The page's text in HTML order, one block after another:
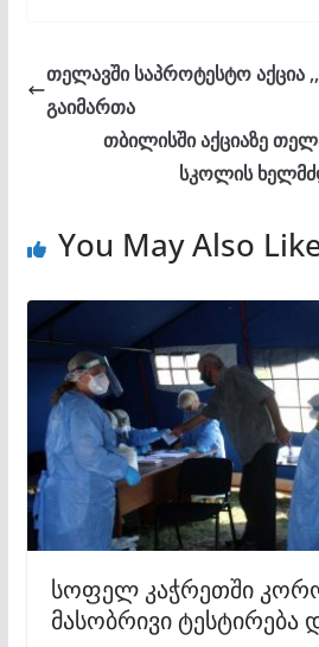
თელავში საპროტესტო აქცია
გაიმართა
თბილისში აქციაზე
სკოლის
You May Also
სოფელ კაჭრეთში
მასობრივი ტესტირება